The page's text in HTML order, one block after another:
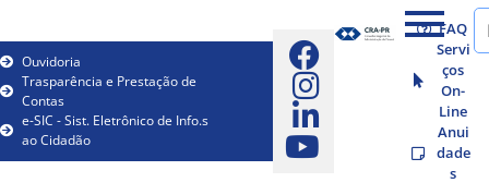
Ouvidoria
Trasparência e Prestação de
Contas
e-SIC - Sist. Eletrônico de Info.s
ao Cidadão
FAQ
Servi
ços
On-
Line
Anui
dade
s